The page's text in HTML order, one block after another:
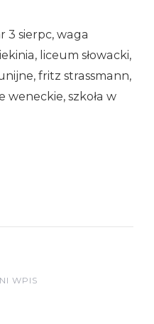
3 sierpc, waga
liceum słowacki,
fritz strassmann,
weneckie, szkoła w
WPIS